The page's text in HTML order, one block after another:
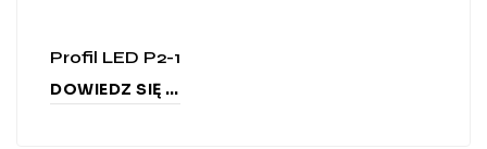
Profil LED P2-1
DOWIEDZ SIĘ WIĘCEJ